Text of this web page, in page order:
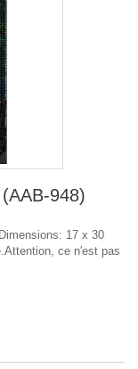
948)
17 x 30
ce n'est pas